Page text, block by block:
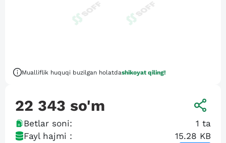
Mualliflik huquqi buzilgan holatdashikoyat qiling!
22 343 so'm
Betlar soni: 1 ta
Fayl hajmi :
15.28 KB